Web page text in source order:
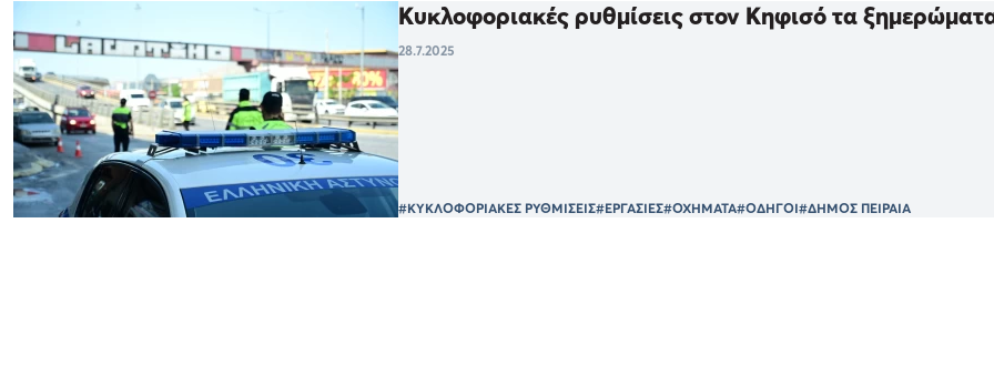
Κυκλοφοριακές ρυθμίσεις στον Κηφισό τα
28.7.2025
#ΚΥΚΛΟΦΟΡΙΑΚΕΣ ΡΥΘΜΙΣΕΙΣ#ΕΡΓΑΣΙΕΣ#ΟΧΗΜΑΤΑ#ΟΔΗΓΟΙ#ΔΗΜΟΣ ΠΕΙΡΑΙΑ